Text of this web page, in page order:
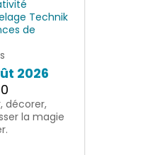
Technik
de
2026
décorer,
la magie